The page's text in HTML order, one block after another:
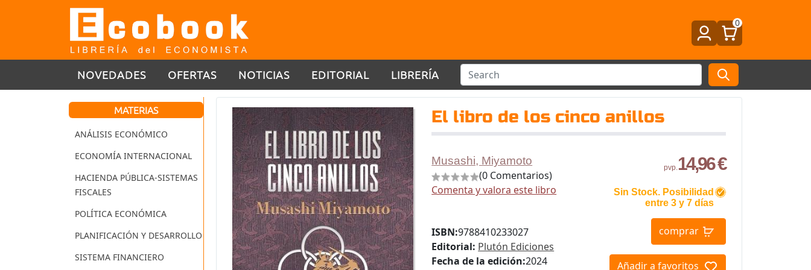
0
NOVEDADES OFERTAS NOTICIAS EDITORIAL LIBRERÍA
MATERIAS
ANÁLISIS ECONÓMICO
ECONOMÍA INTERNACIONAL
HACIENDA PÚBLICA-SISTEMAS
FISCALES
POLÍTICA ECONÓMICA
PLANIFICACIÓN Y DESARROLLO
SISTEMA FINANCIERO
El libro de los cinco anillos
Musashi, Miyamoto
(0 Comentarios)
Comenta y valora este libro
pvp.14,96 €
Sin Stock. Posibilidad
entre 3 y 7 días
comprar
Añadir a favoritos
ISBN:9788410233027
Editorial: Plutón Ediciones
Fecha de la edición:2024